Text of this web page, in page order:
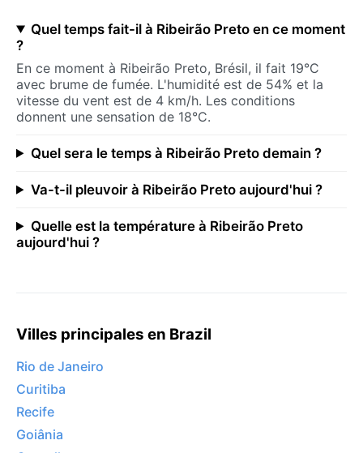
Quel temps fait-il à Ribeirão Preto en ce moment
?
En ce moment à Ribeirão Preto, Brésil, il fait 19°C
avec brume de fumée. L'humidité est de 54% et la
vitesse du vent est de 4 km/h. Les conditions
donnent une sensation de 18°C.
Quel sera le temps à Ribeirão Preto demain ?
Va-t-il pleuvoir à Ribeirão Preto aujourd'hui ?
Quelle est la température à Ribeirão Preto
aujourd'hui ?
Villes principales en Brazil
Rio de Janeiro
Curitiba
Recife
Goiânia